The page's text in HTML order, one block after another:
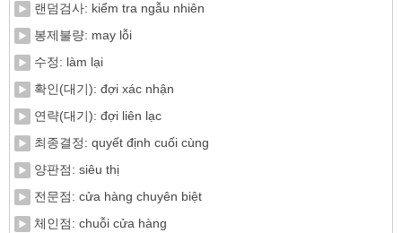
랜덤검사: kiểm tra ngẫu nhiên
봉제불량: may lỗi
수정: làm lại
확인(대기): đợi xác nhận
연략(대기): đợi liên lạc
최종결정: quyết định cuối cùng
양판점: siêu thị
전문점: cửa hàng chuyên biệt
체인점: chuỗi cửa hàng